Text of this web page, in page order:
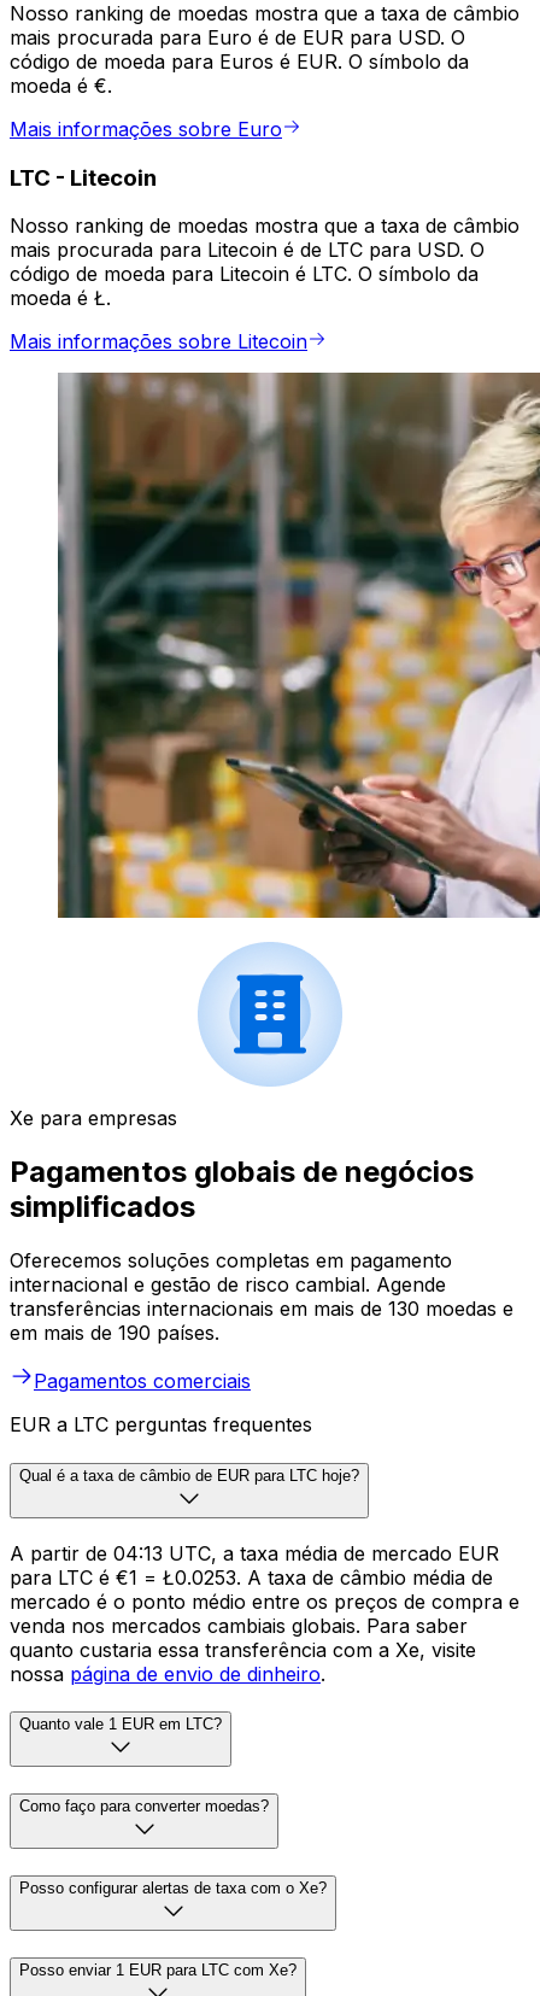
Nosso ranking de moedas mostra que a taxa de câmbio
mais procurada para Euro é de EUR para USD. O
código de moeda para Euros é EUR. O símbolo da
moeda é €.
Mais informações sobre Euro
LTC - Litecoin
Nosso ranking de moedas mostra que a taxa de câmbio
mais procurada para Litecoin é de LTC para USD. O
código de moeda para Litecoin é LTC. O símbolo da
moeda é Ł.
Mais informações sobre Litecoin
Xe para empresas
Pagamentos globais de negócios
simplificados
Oferecemos soluções completas em pagamento
internacional e gestão de risco cambial. Agende
transferências internacionais em mais de 130 moedas e
em mais de 190 países.
Pagamentos comerciais
EUR a LTC perguntas frequentes
Qual é a taxa de câmbio de EUR para LTC hoje?
A partir de 04:13 UTC, a taxa média de mercado EUR
para LTC é €1 = Ł0.0253. A taxa de câmbio média de
mercado é o ponto médio entre os preços de compra e
venda nos mercados cambiais globais. Para saber
quanto custaria essa transferência com a Xe, visite
nossa página de envio de dinheiro.
Quanto vale 1 EUR em LTC?
Como faço para converter moedas?
Posso configurar alertas de taxa com o Xe?
Posso enviar 1 EUR para LTC com Xe?